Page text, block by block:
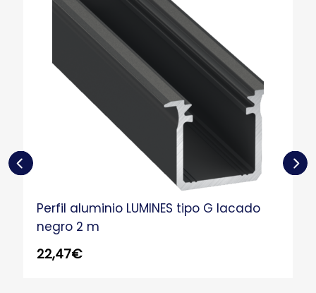
Perfil aluminio LUMINES tipo G lacado
negro 2 m
22,47€